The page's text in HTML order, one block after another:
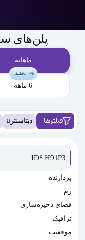
پلن‌های
ماهانه
6 ماهه
7% تخفیف
فیلترها دیتاسنتر
IDS H91P3
پردازنده
رم
فضای ذخیره‌سازی
ترافیک
موقعیت